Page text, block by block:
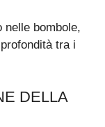
nelle bombole,
tra i
DELLA